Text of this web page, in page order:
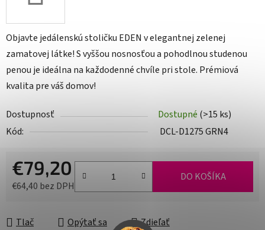
Objavte jedálenskú stoličku EDEN v elegantnej zelenej
zamatovej látke! S vyššou nosnosťou a pohodlnou studenou
penou je ideálna na každodenné chvíle pri stole. Prémiová
kvalita pre váš domov!
Dostupnosť Dostupné (>15 ks)
Kód:
DCL-D1275 GRN4
€79,20
€64,40 bez DPH
DO KOŠÍKA
Tlač Opýtať sa Zdieľať